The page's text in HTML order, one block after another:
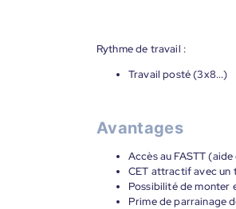
Rythme de travail :
Travail posté (3x8...)
Avantages
Accès au FASTT
CET attractif avec un
Possibilité de monter
Prime de parrainage